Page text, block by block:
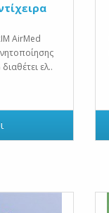
AirMed
ελ..